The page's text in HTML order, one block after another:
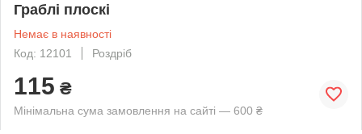
Граблі плоскі
Немає в наявності
Код: 12101
Роздріб
115 ₴
Мінімальна сума замовлення на сайті — 600 ₴